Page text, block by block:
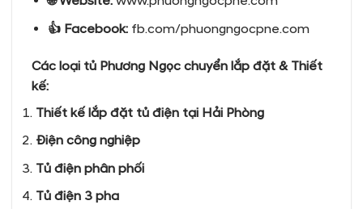
👍Facebook: fb.com/phuongngocpne.com
Các loại tủ Phương Ngọc chuyển lắp đặt & Thiết
kế:
Thiết kế lắp đặt tủ điện tại Hải Phòng
Điện công nghiệp
Tủ điện phân phối
Tủ điện 3 pha